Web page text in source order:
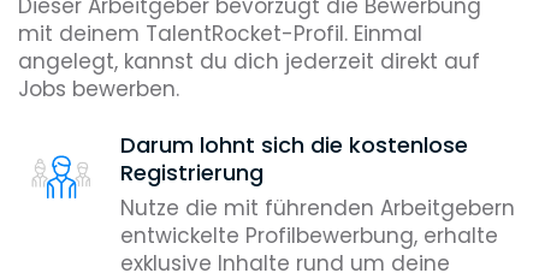
Dieser Arbeitgeber bevorzugt die Bewerbung
mit deinem TalentRocket-Profil. Einmal
angelegt, kannst du dich jederzeit direkt auf
Jobs bewerben.
Darum lohnt sich die kostenlose
Registrierung
Nutze die mit führenden Arbeitgebern
entwickelte Profilbewerbung, erhalte
exklusive Inhalte rund um deine